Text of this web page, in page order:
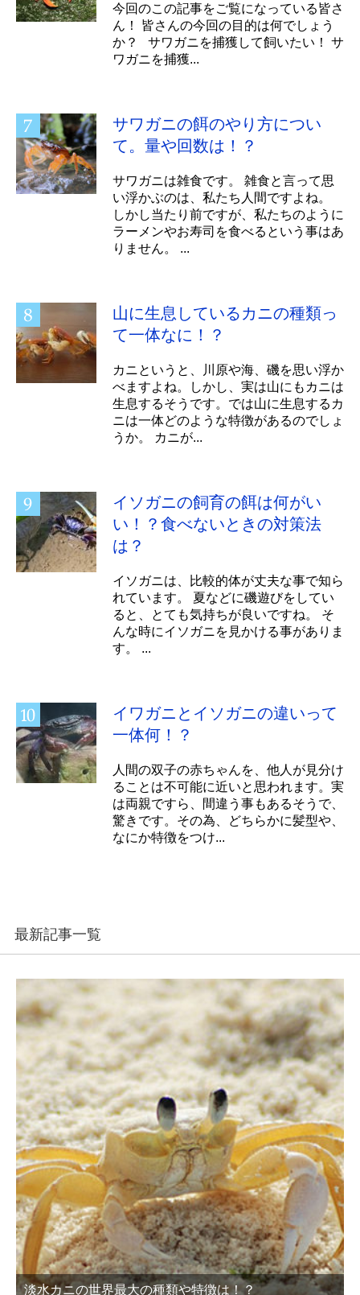
今回のこの記事をご覧になっている皆さ
ん！ 皆さんの今回の目的は何でしょう
か？ サワガニを捕獲して飼いたい！ サ
ワガニを捕獲...
サワガニの餌のやり方につい
て。量や回数は！？
サワガニは雑食です。 雑食と言って思
い浮かぶのは、私たち人間ですよね。
しかし当たり前ですが、私たちのように
ラーメンやお寿司を食べるという事はあ
りません。 ...
山に生息しているカニの種類っ
て一体なに！？
カニというと、川原や海、磯を思い浮か
べますよね。しかし、実は山にもカニは
生息するそうです。では山に生息するカ
ニは一体どのような特徴があるのでしょ
うか。 カニが...
イソガニの飼育の餌は何がい
い！？食べないときの対策法
は？
イソガニは、比較的体が丈夫な事で知ら
れています。 夏などに磯遊びをしてい
ると、とても気持ちが良いですね。 そ
んな時にイソガニを見かける事がありま
す。 ...
イワガニとイソガニの違いって
一体何！？
人間の双子の赤ちゃんを、他人が見分け
ることは不可能に近いと思われます。実
は両親ですら、間違う事もあるそうで、
驚きです。その為、どちらかに髪型や、
なにか特徴をつけ...
最新記事一覧
淡水カニの世界最大の種類や特徴は！？